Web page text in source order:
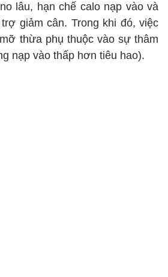
lâu, hạn chế calo nạp vào và
giảm cân. Trong khi đó, việc
thừa phụ thuộc vào sự thâm
nạp vào thấp hơn tiêu hao).